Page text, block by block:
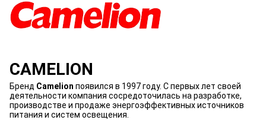
CAMELION
Бренд Camelion появился в 1997 году. С первых лет своей
деятельности компания сосредоточилась на разработке,
производстве и продаже энергоэффективных источников
питания и систем освещения.